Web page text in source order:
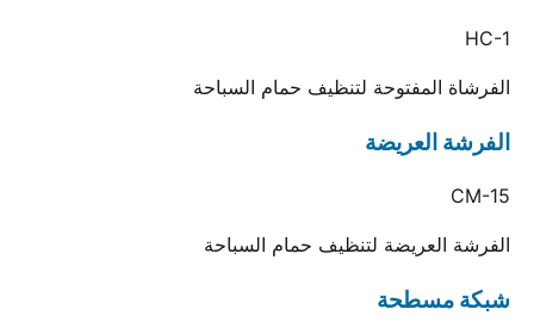
HC-1
الفرشاة المفتوحة لتنظيف حمام السباحة
الفرشة العريضة
CM-15
الفرشة العريضة لتنظيف حمام السباحة
شبكة مسطحة